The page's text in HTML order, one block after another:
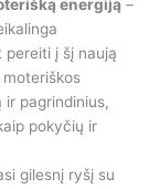
energiją –
į šį naują
pagrindinius,
pokyčių ir
gilesnį ryšį su